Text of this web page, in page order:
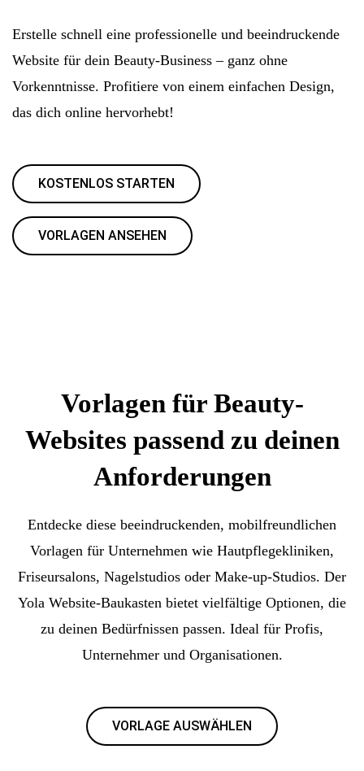
Erstelle schnell eine professionelle und beeindruckende
Website für dein Beauty-Business – ganz ohne
Vorkenntnisse. Profitiere von einem einfachen Design,
das dich online hervorhebt!
KOSTENLOS STARTEN
VORLAGEN ANSEHEN
Vorlagen für Beauty-
Websites passend zu deinen
Anforderungen
Entdecke diese beeindruckenden, mobilfreundlichen
Vorlagen für Unternehmen wie Hautpflegekliniken,
Friseursalons, Nagelstudios oder Make-up-Studios. Der
Yola Website-Baukasten bietet vielfältige Optionen, die
zu deinen Bedürfnissen passen. Ideal für Profis,
Unternehmer und Organisationen.
VORLAGE AUSWÄHLEN